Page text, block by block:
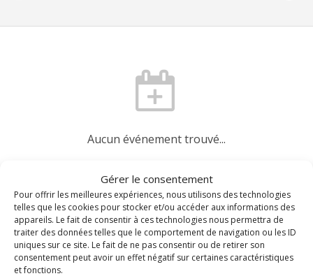
Gérer le consentement
Pour offrir les meilleures expériences, nous utilisons des technologies
telles que les cookies pour stocker et/ou accéder aux informations des
appareils. Le fait de consentir à ces technologies nous permettra de
traiter des données telles que le comportement de navigation ou les ID
uniques sur ce site. Le fait de ne pas consentir ou de retirer son
consentement peut avoir un effet négatif sur certaines caractéristiques
et fonctions.
Aucun événement trouvé...
Agenda du diocèse
Demander une mise à jour